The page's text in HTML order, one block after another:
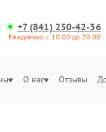
+7 (841) 250-42-36
Ежедневно, с 10:00 до 20:00
О нас Отзывы